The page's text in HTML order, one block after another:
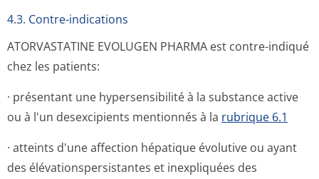
4.3. Contre-indications
ATORVASTATINE EVOLUGEN PHARMA est contre-indiqué
chez les patients:
· présentant une hypersensibilité à la substance active
ou à l'un desexcipients mentionnés à la rubrique 6.1
· atteints d'une affection hépatique évolutive ou ayant
des élévationsper­sistantes et inexpliquées des